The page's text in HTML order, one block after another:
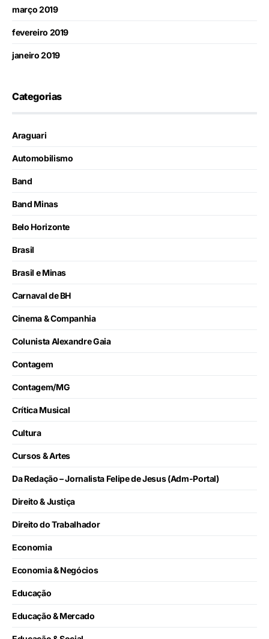
março 2019
fevereiro 2019
janeiro 2019
Categorias
Araguari
Automobilismo
Band
Band Minas
Belo Horizonte
Brasil
Brasil e Minas
Carnaval de BH
Cinema & Companhia
Colunista Alexandre Gaia
Contagem
Contagem/MG
Crítica Musical
Cultura
Cursos & Artes
Da Redação – Jornalista Felipe de Jesus (Adm-Portal)
Direito & Justiça
Direito do Trabalhador
Economia
Economia & Negócios
Educação
Educação & Mercado